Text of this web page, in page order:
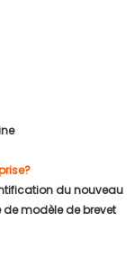
du nouveau
modèle de brevet